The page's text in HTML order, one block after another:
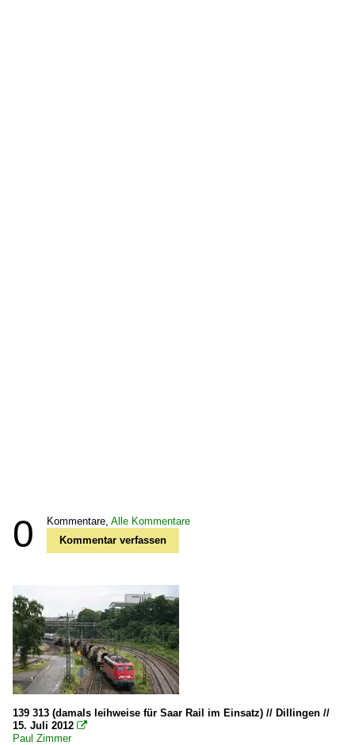
0 Kommentare, Alle Kommentare
Kommentar verfassen
139 313 (damals leihweise für Saar Rail im Einsatz) // Dillingen //
15. Juli 2012 
Paul Zimmer